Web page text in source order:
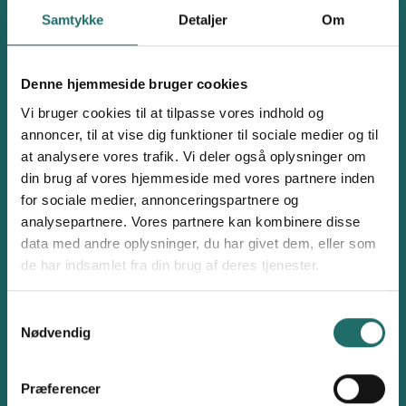
Samtykke Detaljer Om
Denne hjemmeside bruger cookies
Vi bruger cookies til at tilpasse vores indhold og
annoncer, til at vise dig funktioner til sociale medier og til
at analysere vores trafik. Vi deler også oplysninger om
din brug af vores hjemmeside med vores partnere inden
for sociale medier, annonceringspartnere og
analysepartnere. Vores partnere kan kombinere disse
data med andre oplysninger, du har givet dem, eller som
de har indsamlet fra din brug af deres tjenester.
Nødvendig
Præferencer
Dagsværk - Partners (Frederiksberg Integrations
Forening) - PUGAD - Rapolitics - Salaam Film &
Denmark - Skoleliv i Nepal - Terre des hommes
Udviklingssamarbejde for bæredygtig udvikling
(UBU) - Verdens Børn - Walking for Water -
Østafrikas Venner - Zoologisk Have København
Vest:
Action for Relief and Development (ARD) - ADDA -
Afghan Daanish Foundation - Assist - Banglabørn -
Bendula - Dansk International Bosætningsservice
(DIB) - Dialogos - Fair Trade Danmark - Foreningen
Livsberigende Kommunikation (LIVKOM) - Fødder &
Rødder - Games (Gambia Media Support) - Ghana
landsbyudvikling i Nepal - Landsforeningen Levende
Vil du være medlem af CISUværk Øst eller CISUværk Vest?
Organisationsnavn*
Navn på den organisation, du repræsenterer
Mailadresse*
Telefonnummer